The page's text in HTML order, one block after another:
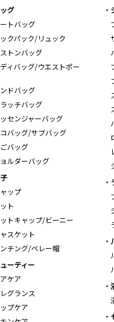
グ
トバッグ
クパック/リュック
トンバッグ
ィバッグ/ウエストポー
ドバッグ
ッチバッグ
センジャーバッグ
バッグ/サブバッグ
バッグ
ルダーバッグ
ップ
ト
トキャップ/ビーニー
スケット
チング/ベレー帽
ーティー
ケア
グランス
プケア